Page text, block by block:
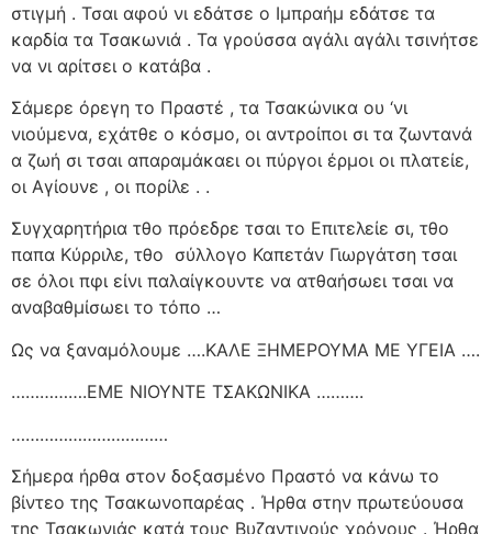
στιγμή . Τσαι αφού νι εδάτσε ο Ιμπραήμ εδάτσε τα
καρδία τα Τσακωνιά . Τα γρούσσα αγάλι αγάλι τσινήτσε
να νι αρίτσει ο κατάβα .
Σάμερε όρεγη το Πραστέ , τα Τσακώνικα ου ‘νι
νιούμενα, εχάτθε ο κόσμο, οι αντροίποι σι τα ζωντανά
α ζωή σι τσαι απαραμάκαει οι πύργοι έρμοι οι πλατείε,
οι Αγίουνε , οι πορίλε . .
Συγχαρητήρια τθο πρόεδρε τσαι το Επιτελείε σι, τθο
παπα Κύρριλε, τθο σύλλογο Καπετάν Γιωργάτση τσαι
σε όλοι πφι είνι παλαίγκουντε να ατθαήσωει τσαι να
αναβαθμίσωει το τόπο …
Ως να ξαναμόλουμε ….ΚΑΛΕ ΞΗΜΕΡΟΥΜΑ ΜΕ ΥΓΕΙΑ ….
…………….ΕΜΕ ΝΙΟΥΝΤΕ ΤΣΑΚΩΝΙΚΑ ……….
……………………………
Σήμερα ήρθα στον δοξασμένο Πραστό να κάνω το
βίντεο της Τσακωνοπαρέας . Ήρθα στην πρωτεύουσα
της Τσακωνιάς κατά τους Βυζαντινούς χρόνους . Ήρθα